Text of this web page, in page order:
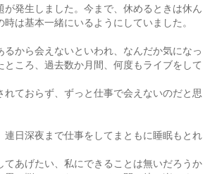
が発生しました。今まで、休めるときは休ん
は基本一緒にいるようにしていました。
から会えないといわれ、なんだか気になっ
ところ、過去数か月間、何度もライブをして
れておらず、ずっと仕事で会えないのだと思
連日深夜まで仕事をしてまともに睡眠もとれ
てあげたい、私にできることは無いだろうか